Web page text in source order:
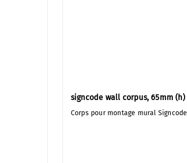
signcode wall corpus, 65mm (h)
Corps pour montage mural Signcode